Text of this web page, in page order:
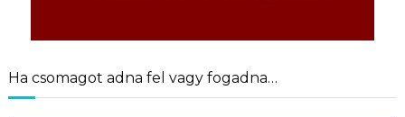
Ha csomagot adna fel vagy fogadna…